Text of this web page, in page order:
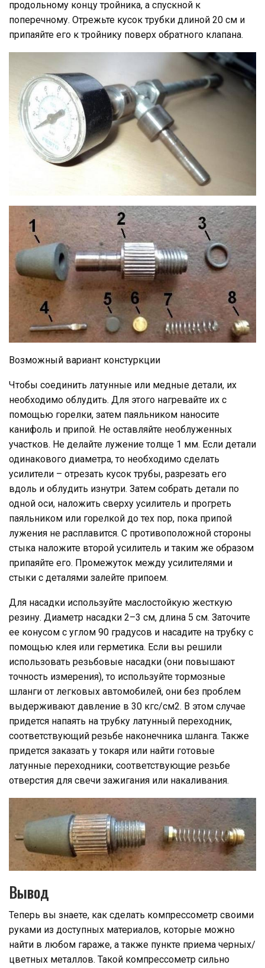
продольному концу тройника, а спускной к
поперечному. Отрежьте кусок трубки длиной 20 см и
припаяйте его к тройнику поверх обратного клапана.
Возможный вариант констуркции
Чтобы соединить латунные или медные детали, их
необходимо облудить. Для этого нагревайте их с
помощью горелки, затем паяльником наносите
канифоль и припой. Не оставляйте необлуженных
участков. Не делайте лужение толще 1 мм. Если детали
одинакового диаметра, то необходимо сделать
усилители – отрезать кусок трубы, разрезать его
вдоль и облудить изнутри. Затем собрать детали по
одной оси, наложить сверху усилитель и прогреть
паяльником или горелкой до тех пор, пока припой
лужения не расплавится. С противоположной стороны
стыка наложите второй усилитель и таким же образом
припаяйте его. Промежуток между усилителями и
стыки с деталями залейте припоем.
Для насадки используйте маслостойкую жесткую
резину. Диаметр насадки 2–3 см, длина 5 см. Заточите
ее конусом с углом 90 градусов и насадите на трубку с
помощью клея или герметика. Если вы решили
использовать резьбовые насадки (они повышают
точность измерения), то используйте тормозные
шланги от легковых автомобилей, они без проблем
выдерживают давление в 30 кгс/см2. В этом случае
придется напаять на трубку латунный переходник,
соответствующий резьбе наконечника шланга. Также
придется заказать у токаря или найти готовые
латунные переходники, соответствующие резьбе
отверстия для свечи зажигания или накаливания.
Вывод
Теперь вы знаете, как сделать компрессометр своими
руками из доступных материалов, которые можно
найти в любом гараже, а также пункте приема черных/
цветных металлов. Такой компрессометр сильно